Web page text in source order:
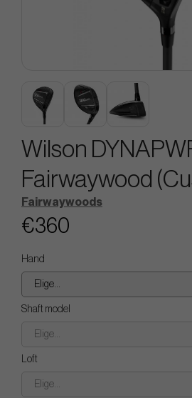
Wilson
Fairwaywood
Fairwaywoods
€360
Hand
Elige...
Shaft model
Elige...
Loft
Elige...